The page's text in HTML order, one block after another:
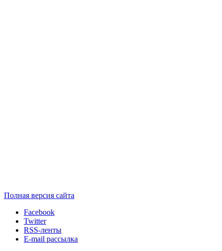
Полная версия сайта
Facebook
Twitter
RSS-ленты
E-mail рассылка